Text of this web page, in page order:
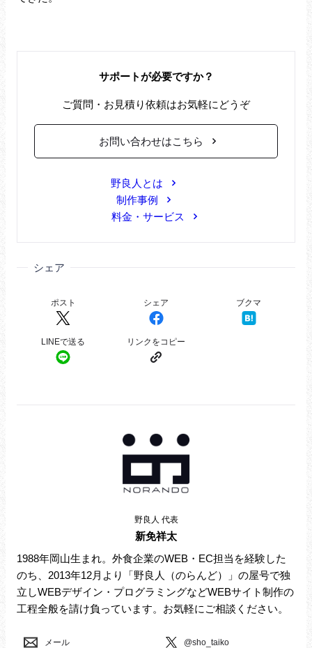
サポートが必要ですか？
ご質問・お見積り依頼はお気軽にどうぞ
お問い合わせはこちら
野良人とは
制作事例
料金・サービス
シェア
野良人 代表
新免祥太
1988年岡山生まれ。外食企業のWEB・EC担当を経験した
のち、2013年12月より「野良人（のらんど）」の屋号で独
立しWEBデザイン・プログラミングなどWEBサイト制作の
工程全般を請け負っています。お気軽にご相談ください。
メール @sho_taiko